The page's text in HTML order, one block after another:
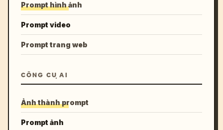
Prompt hình ảnh
Prompt video
Prompt trang web
CÔNG CỤ AI
Ảnh thành prompt
Prompt ảnh